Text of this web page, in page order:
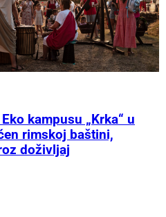
kampusu „Krka“ u
rimskoj baštini,
doživljaj